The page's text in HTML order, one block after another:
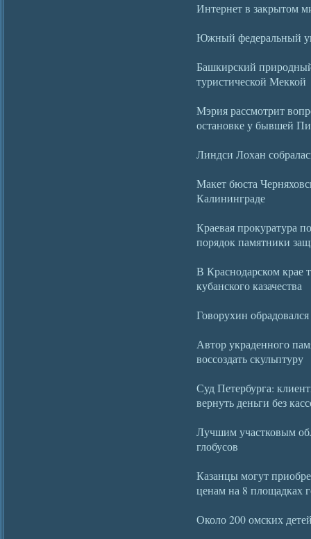
Интернет в закрытом
Южный федеральный
Башкирский
туристической Меккой
Мэрия рассмотрит
остановке у бывшей
Линдси Лохан
Макет бюста
Калининграде
Краевая прокуратура
порядок памятники
В Краснодарском крае
кубанского казачества
Говорухин
Автор украденного
воссоздать скульптуру
Суд Петербурга:
вернуть деньги без
Лучшим участковым
глобусов
Казанцы могут
ценам на 8 площадках
Около 200 омских